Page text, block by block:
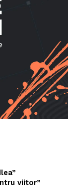
viitor”